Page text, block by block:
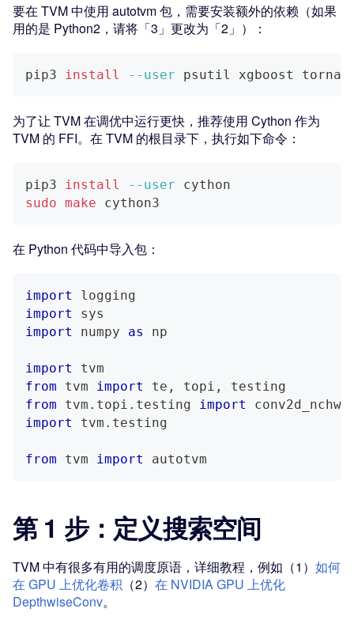
要在 TVM 中使用 autotvm 包，需要安装额外的依赖（如果
用的是 Python2，请将「3」更改为「2」）：
pip3 install --user psutil xgboost
为了让 TVM 在调优中运行更快，推荐使用 Cython 作为
TVM 的 FFI。在 TVM 的根目录下，执行如下命令：
pip3 install --user cython
sudo make cython3
在 Python 代码中导入包：
import
logging
import
sys
import
numpy as np
import
tvm
from tvm import te , topi ,
testing
from tvm . topi . testing import
import
tvm . testing
from tvm import autotvm
第 1 步：定义搜索空间
TVM 中有很多有用的调度原语，详细教程，例如（1） 如何
在 GPU 上优化卷积 （2） 在 NVIDIA GPU 上优化
DepthwiseConv。